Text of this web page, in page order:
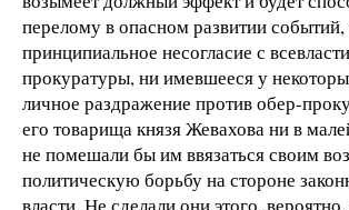
перелому в опасном развитии
принципиальное несогласие с
прокуратуры, ни имевшееся у
личное раздражение против обер-
его товарища князя Жевахова ни в
не помешали бы им ввязаться своим
политическую борьбу на стороне